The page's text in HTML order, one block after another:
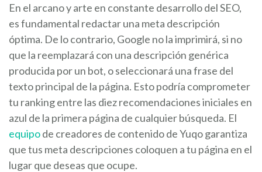
En el arcano y arte en constante desarrollo del SEO,
es fundamental redactar una meta descripción
óptima. De lo contrario, Google no la imprimirá, si no
que la reemplazará con una descripción genérica
producida por un bot, o seleccionará una frase del
texto principal de la página. Esto podría comprometer
tu ranking entre las diez recomendaciones iniciales en
azul de la primera página de cualquier búsqueda. El
equipode creadores de contenido de Yuqo garantiza
que tus meta descripciones coloquen a tu página en el
lugar que deseas que ocupe.